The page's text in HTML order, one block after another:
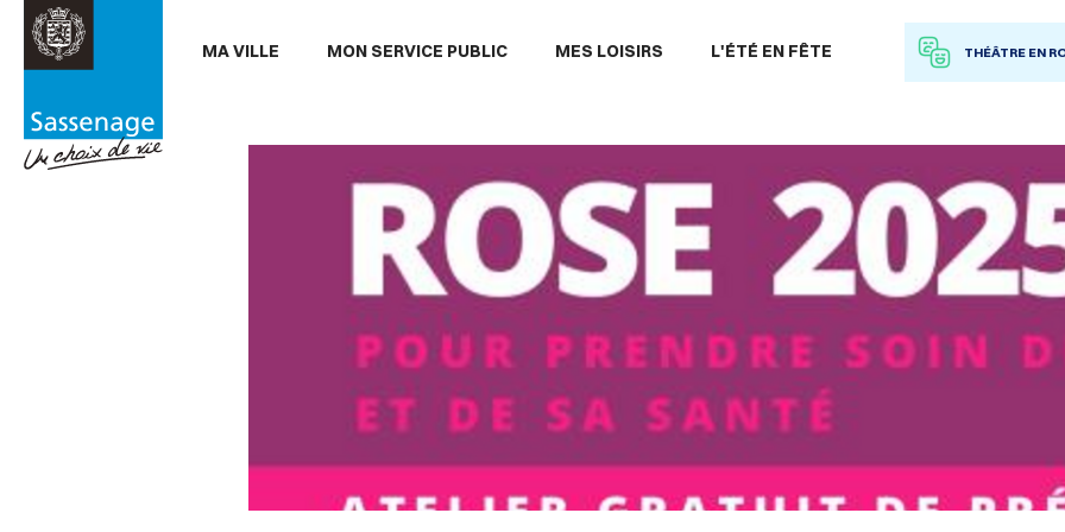
MA VILLE MON SERVICE PUBLIC MES LOISIRS L'ÉTÉ EN FÊTE THÉÂTRE EN